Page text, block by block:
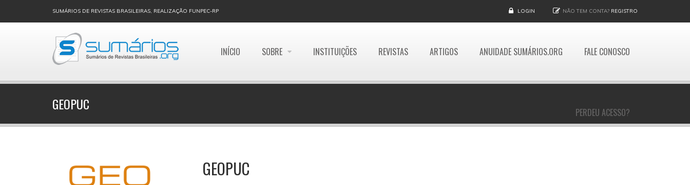
SUMÁRIOS DE REVISTAS BRASILEIRAS, REALIZAÇÃO FUNPEC-RP LOGIN NÃO TEM CONTA? REGISTRO
INÍCIO SOBRE INSTITUIÇÕES REVISTAS ARTIGOS ANUIDADE SUMÁRIOS.ORG FALE CONOSCO
PERDEU ACESSO?
GEOPUC
GEOPUC